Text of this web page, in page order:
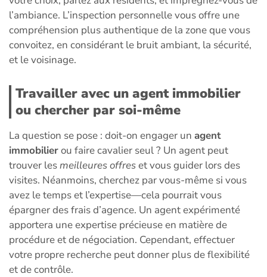
l’ambiance. L’inspection personnelle vous offre une
compréhension plus authentique de la zone que vous
convoitez, en considérant le bruit ambiant, la sécurité,
et le voisinage.
Travailler avec un agent immobilier
ou chercher par soi-même
La question se pose : doit-on engager un agent
immobilierou faire cavalier seul ? Un agent peut
trouver lesmeilleures offreset vous guider lors des
visites. Néanmoins, cherchez par vous-même si vous
avez le temps et l’expertise—cela pourrait vous
épargner des frais d’agence. Un agent expérimenté
apportera une expertise précieuse en matière de
procédure et de négociation. Cependant, effectuer
votre propre recherche peut donner plus de flexibilité
et de contrôle.